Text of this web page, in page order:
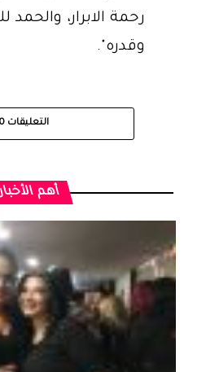
رحمة الابرار،
وقدره".
التعليقات 0
أهم